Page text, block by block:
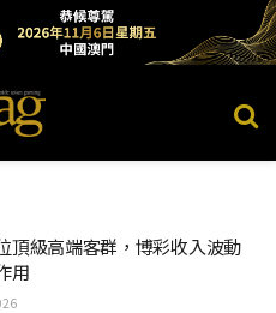
頂級高端客群，博彩收入波動
用